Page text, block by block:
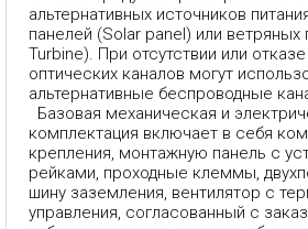
альтернативных источников
панелей (Solar panel) или ветряных
Turbine). При отсутствии или
оптических каналов могут
альтернативные беспроводные
Базовая механическая и
комплектация включает в себя
крепления, монтажную панель с
рейками, проходные клеммы,
шину заземления, вентилятор с
управления, согласованный с